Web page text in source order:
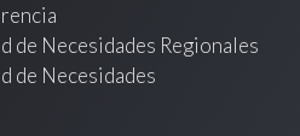
de Necesidades Regionales
de Necesidades